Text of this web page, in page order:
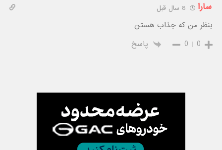
سارا
بنظر من که جذاب هستن
0
0 پاسخ